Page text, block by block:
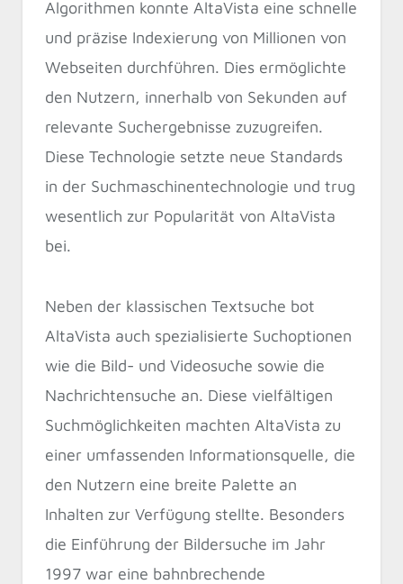
Algorithmen konnte AltaVista eine schnelle
und präzise Indexierung von Millionen von
Webseiten durchführen. Dies ermöglichte
den Nutzern, innerhalb von Sekunden auf
relevante Suchergebnisse zuzugreifen.
Diese Technologie setzte neue Standards
in der Suchmaschinentechnologie und trug
wesentlich zur Popularität von AltaVista
bei.
Neben der klassischen Textsuche bot
AltaVista auch spezialisierte Suchoptionen
wie die Bild- und Videosuche sowie die
Nachrichtensuche an. Diese vielfältigen
Suchmöglichkeiten machten AltaVista zu
einer umfassenden Informationsquelle, die
den Nutzern eine breite Palette an
Inhalten zur Verfügung stellte. Besonders
die Einführung der Bildersuche im Jahr
1997 war eine bahnbrechende